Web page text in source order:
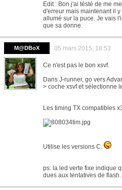
Edit : Bon j'ai tésté de me
d'erreur mais maintenant il
allumé sur la puce. Je vais
que sa donne.
M@DBoX 05 mars 2015, 18:53
Ce n'est pas le bon xsvf.
Dans J-runner, go vers
> coche xsvf et sélectionne
Les timing TX compatibles
Utilise les versions C.
ps: la led verte fixe indique
dues aux tentatives de flash.